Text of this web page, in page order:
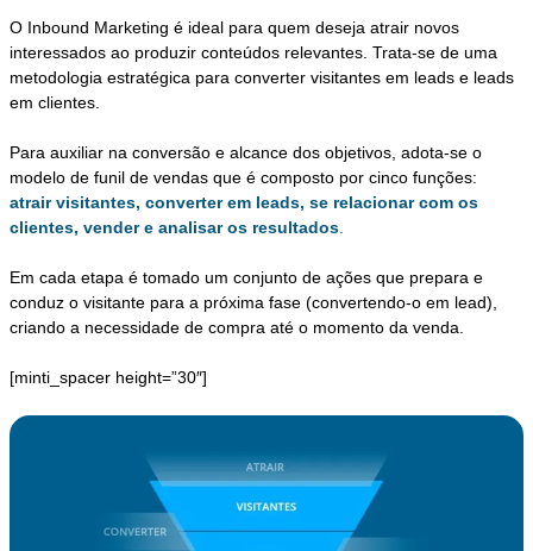
O Inbound Marketing é ideal para quem deseja atrair novos
interessados ao produzir conteúdos relevantes. Trata-se de uma
metodologia estratégica para converter visitantes em leads e leads
em clientes.
Para auxiliar na conversão e alcance dos objetivos, adota-se o
modelo de funil de vendas que é composto por cinco funções:
atrair visitantes, converter em leads, se relacionar com os
clientes, vender e analisar os resultados
Em cada etapa é tomado um conjunto de ações que prepara e
conduz o visitante para a próxima fase (convertendo-o em lead),
criando a necessidade de compra até o momento da venda.
[minti_spacer height=”30″]